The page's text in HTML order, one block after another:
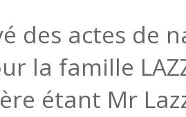
des actes de
la famille
étant Mr